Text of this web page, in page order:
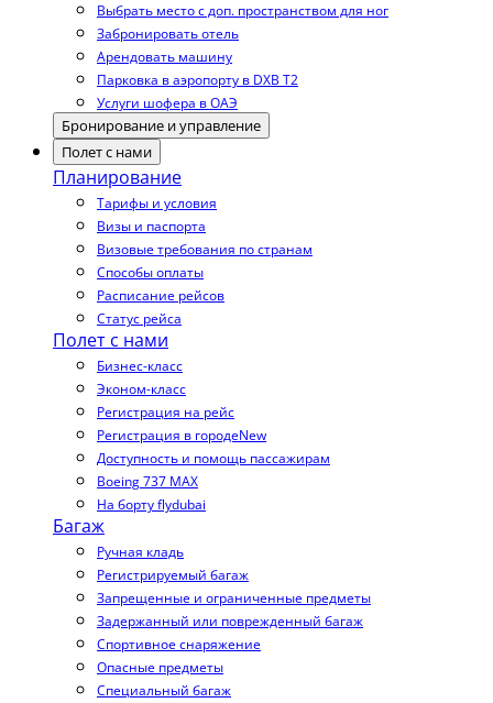
Выбрать место с доп. пространством для ног
Забронировать отель
Арендовать машину
Парковка в аэропорту в DXB T2
Услуги шофера в ОАЭ
Бронирование и управление
Полет с нами
Планирование
Тарифы и условия
Визы и паспорта
Визовые требования по странам
Способы оплаты
Расписание рейсов
Статус рейса
Полет с нами
Бизнес-класс
Эконом-класс
Регистрация на рейс
Регистрация в городеNew
Доступность и помощь пассажирам
Boeing 737 MAX
На борту flydubai
Багаж
Ручная кладь
Регистрируемый багаж
Запрещенные и ограниченные предметы
Задержанный или поврежденный багаж
Спортивное снаряжение
Опасные предметы
Специальный багаж